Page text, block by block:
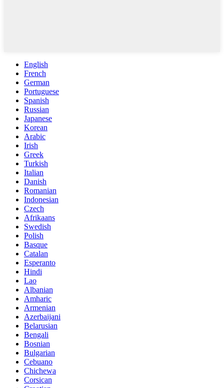
English
French
German
Portuguese
Spanish
Russian
Japanese
Korean
Arabic
Irish
Greek
Turkish
Italian
Danish
Romanian
Indonesian
Czech
Afrikaans
Swedish
Polish
Basque
Catalan
Esperanto
Hindi
Lao
Albanian
Amharic
Armenian
Azerbaijani
Belarusian
Bengali
Bosnian
Bulgarian
Cebuano
Chichewa
Corsican